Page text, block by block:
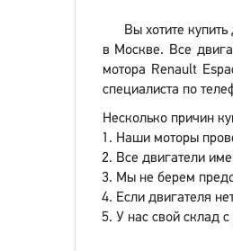
Вы хотите
в Москве. Все
мотора Renault
специалиста по
Несколько причин
Наши моторы
Все двигатели
Мы не берем
Если двигателя
У нас свой склад